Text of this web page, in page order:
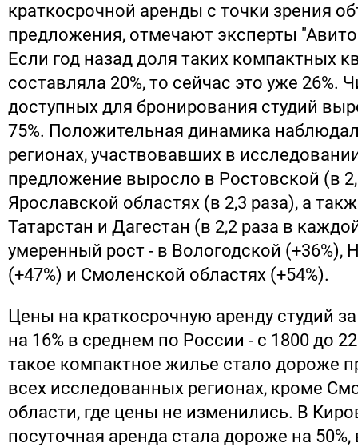
краткосрочной аренды с точки зрения
предложения, отмечают эксперты
Если год назад доля таких компактных
составляла 20%, то сейчас это уже 26%.
доступных для бронирования студий
75%. Положительная динамика
регионах, участвовавших в
предложение выросло в Ростовской (в
Ярославской областях (в 2,3 раза), а
Татарстан и Дагестан (в 2,2 раза в
умеренный рост - в Вологодской (+36%),
(+47%) и Смоленской областях (+54%).
Цены на краткосрочную аренду студий
на 16% в среднем по России - с 1800 до
такое компактное жилье стало дороже
всех исследованных регионах, кроме
области, где цены не изменились. В
посуточная аренда стала дороже на